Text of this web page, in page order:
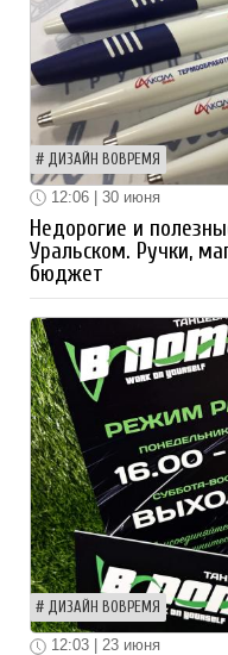
ДИЗАЙН ВОВРЕМЯ
12:06 | 30 июня
Недорогие и
Уральском. Ручки,
бюджет
ДИЗАЙН ВОВРЕМЯ
12:03 | 23 июня